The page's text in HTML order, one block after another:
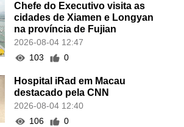
Chefe do Executivo visita as
cidades de Xiamen e Longyan
na província de Fujian
2026-08-04 12:47
103
0
Hospital iRad em Macau
destacado pela CNN
2026-08-04 12:40
106
0